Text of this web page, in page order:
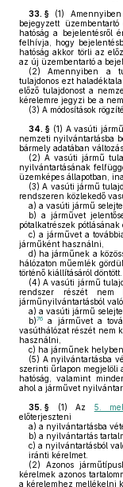
33. § (1)
bejegyzett
hatóság a bejelentésről
felhívja, hogy
hatóság akkor törli az
az új üzembentartó a
(2) Amennyiben a
tulajdonos ezt
előző tulajdonost a
kérelemre jegyzi be a
(3) A módosítások
34. § (1) A vasúti
nemzeti nyilvántartásba
bármely adatában
(2) A vasúti jármű
nyilvántartásának
üzemképes állapotban,
(3) A vasúti jármű
rendszeren közlekedő
a) a vasúti jármű
b) a járművet
pótalkatrészek
c) a járművet a
járműként használni,
d) ha járműnek a
hálózaton műemlék
történő kiállításáról döntött.
(4) A vasúti jármű
rendszer részét nem
járműnyilvántartásból
a) a vasúti jármű
b)76
a járművet a
vasúthálózat részét nem
használni,
c) ha járműnek
(5) A nyilvántartásba
szerinti űrlapon megjelöli
hatóság, valamint
ahol a járművet
35. § (1) Az 5.
előterjeszteni
a) a nyilvántartásba
b) a nyilvántartás
c) a nyilvántartásból
iránti kérelmet.
(2) Azonos
kérelmek azonos
a kérelemhez mellékelni